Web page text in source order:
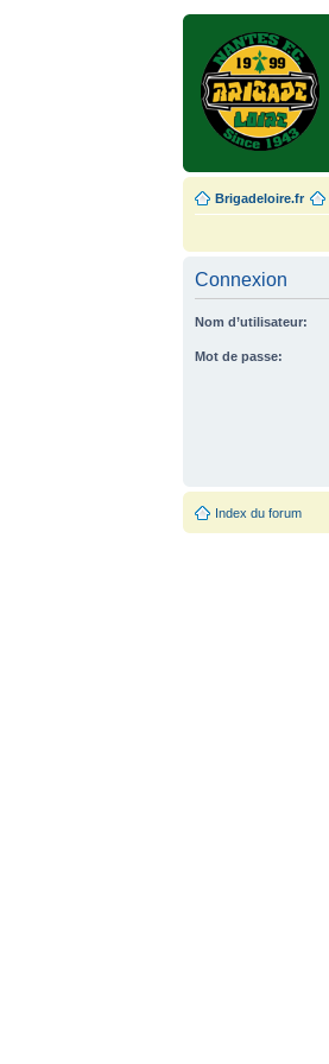
Brigadeloire.fr
Connexion
Nom d’utilisateur:
Mot de passe:
Index du forum